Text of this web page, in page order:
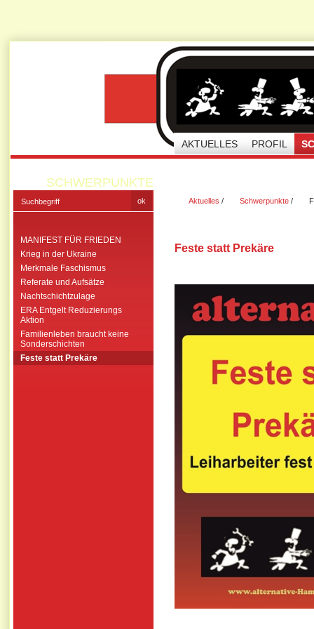
AKTUELLES PROFIL
SCHWERPUNKTE
MANIFEST FÜR FRIEDEN
Krieg in der Ukraine
Merkmale Faschismus
Referate und Aufsätze
Nachtschichtzulage
ERA Entgelt Reduzierungs
Aktion
Familienleben braucht keine
Sonderschichten
Feste statt Prekäre
Aktuelles / Schwerpunkte /
Feste statt Prekäre